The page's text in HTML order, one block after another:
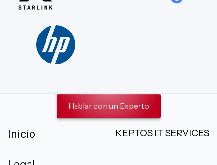
Hablar con un Experto
Inicio KEPTOS IT SERVICES